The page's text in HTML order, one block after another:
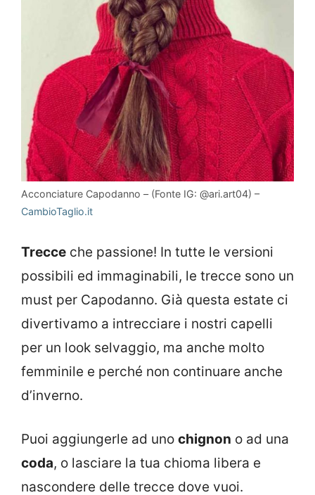
Acconciature Capodanno – (Fonte IG: @ari.art04) –
CambioTaglio.it
Trecce che passione! In tutte le versioni
possibili ed immaginabili, le trecce sono un
must per Capodanno. Già questa estate ci
divertivamo a intrecciare i nostri capelli
per un look selvaggio, ma anche molto
femminile e perché non continuare anche
d’inverno.
Puoi aggiungerle ad uno chignon o ad una
coda, o lasciare la tua chioma libera e
nascondere delle trecce dove vuoi.